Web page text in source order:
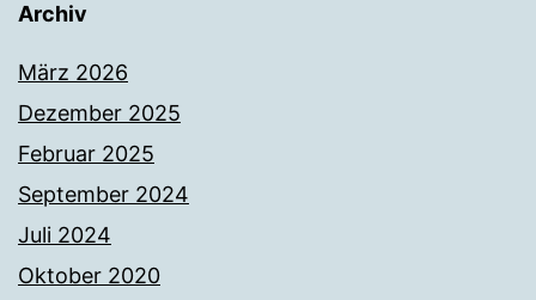
Archiv
März 2026
Dezember 2025
Februar 2025
September 2024
Juli 2024
Oktober 2020